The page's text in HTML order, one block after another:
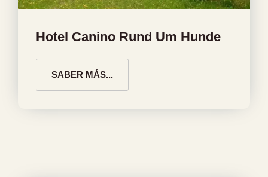
Hotel Canino Rund Um Hunde
SABER MÁS...